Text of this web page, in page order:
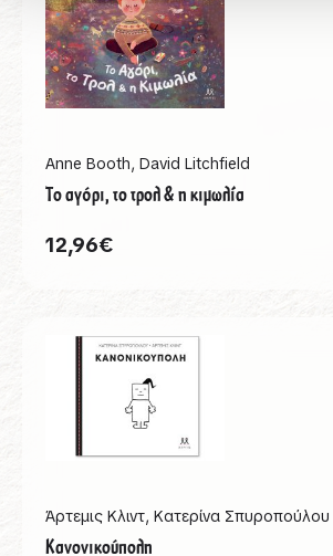
Anne Booth, David Litchfield
Το αγόρι, το τρολ & η κιμωλία
12,96€
Άρτεμις Κλιντ, Κατερίνα Σπυροπούλου
Κανονικούπολη